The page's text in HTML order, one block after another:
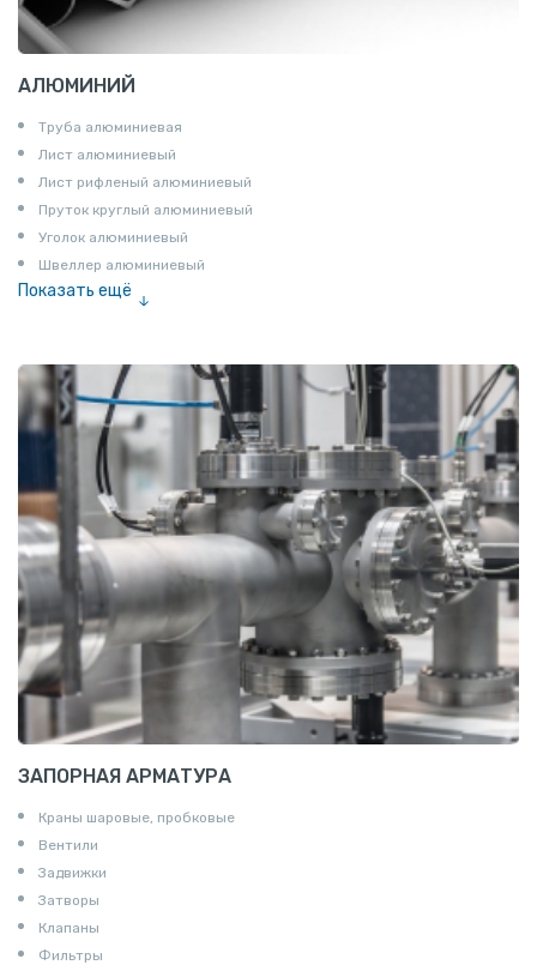
АЛЮМИНИЙ
Труба алюминиевая
Лист алюминиевый
Лист рифленый алюминиевый
Пруток круглый алюминиевый
Уголок алюминиевый
Швеллер алюминиевый
Показать ещё
Шина электротехническая
Алюминиевая плита
Z профиль алюминиевый
Т профиль алюминиевый
Пруток квадратный алюминиевый
Полоса алюминиевая
Пруток шестигранный алюминиевый
ЗАПОРНАЯ АРМАТУРА
Краны шаровые, пробковые
Вентили
Задвижки
Затворы
Клапаны
Фильтры